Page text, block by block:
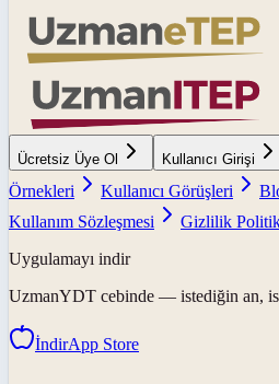
Ücretsiz Üye Ol Kullanıcı Girişi
Örnekleri
Kullanıcı Görüşleri
Kullanım Sözleşmesi
Gizlilik
Uygulamayı indir
UzmanYDT cebinde — istediğin an,
İndirApp Store